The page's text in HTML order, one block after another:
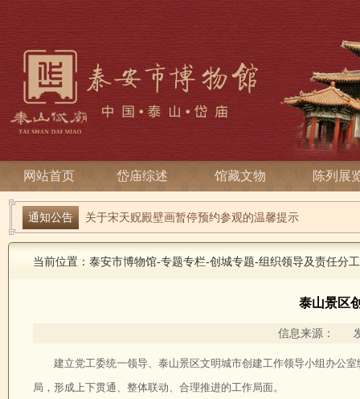
网站首页 岱庙综述 馆藏文物 陈列展
通知公告
端午寻古趣 雅俗话安康| 岱庙2026端午节系列活动
关于宋天贶殿壁画暂停预约参观的温馨提示
当前位置： 泰安市博物馆-专题专栏-创城专题-组织领导及责任分工
泰山景区
信息来源：
建立党工委统一领导、泰山景区文明城市创建工作领导小组办公
局，形成上下贯通、整体联动、合理推进的工作局面。